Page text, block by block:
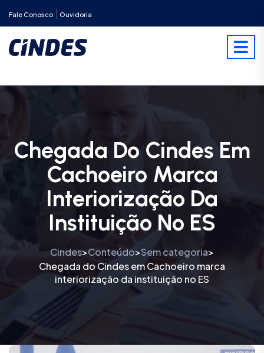
Fale Conosco Ouvidoria
Chegada Do Cindes Em
Cachoeiro Marca
Interiorização Da
Instituição No ES
Cindes>Conteúdo>Sem categoria>
Chegada do Cindes em Cachoeiro marca
interiorização da instituição no ES